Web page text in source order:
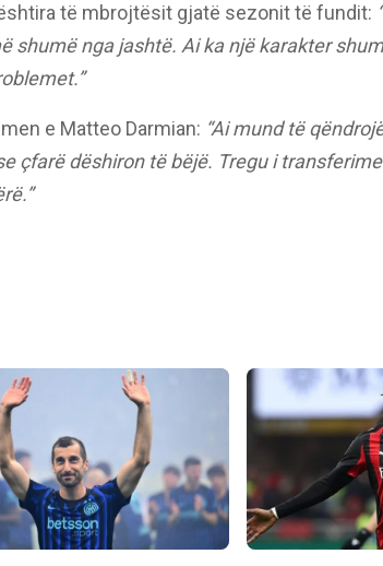
të mbrojtësit gjatë sezonit të fundit:
shumë nga jashtë. Ai ka një karakter
e Matteo Darmian: “Ai mund të
çfarë dëshiron të bëjë. Tregu i